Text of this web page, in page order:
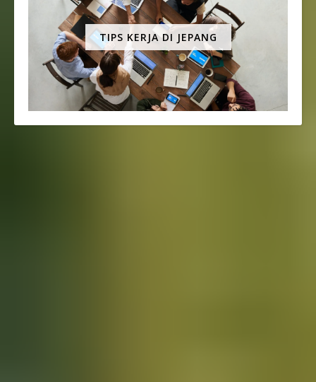
TIPS KERJA DI JEPANG